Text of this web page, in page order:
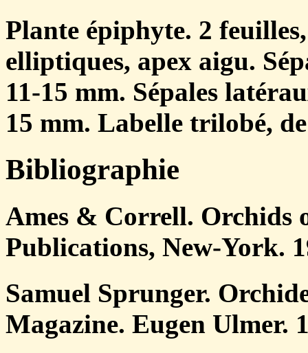
Plante épiphyte. 2
elliptiques, apex aigu.
11-15 mm. Sépales
15 mm. Labelle trilobé,
Bibliographie
Ames & Correll. Orchids
Publications, New-York.
Samuel Sprunger.
Magazine. Eugen Ulmer.